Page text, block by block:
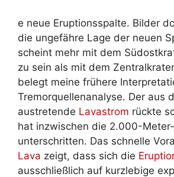
e neue Eruptionsspalte. Bilder
die ungefähre Lage der neuen
scheint mehr mit dem
zu sein als mit dem
belegt meine frühere
Tremorquellenanalyse. Der aus
austretende Lavastrom rückte
hat inzwischen die 2.000-
unterschritten. Das schnelle
Lava zeigt, dass sich die
ausschließlich auf kurzlebige